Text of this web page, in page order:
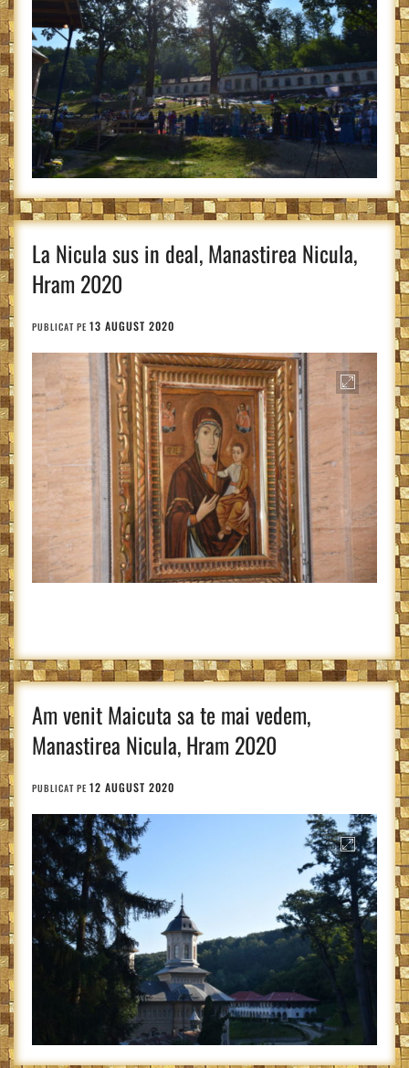
La Nicula sus in deal, Manastirea Nicula,
Hram 2020
PUBLICAT PE 13 AUGUST 2020
Am venit Maicuta sa te mai vedem,
Manastirea Nicula, Hram 2020
PUBLICAT PE 12 AUGUST 2020